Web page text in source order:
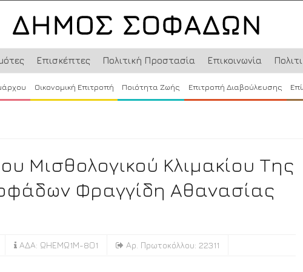
Επισκέπτες Πολιτική Προστασία Επικοινωνία
Οικονομική Επιτροπή Ποιότητα Ζωής Επιτροπή Διαβούλευσης
Μισθολογικού Κλιμακίου Της
Φραγγίδη Αθανασίας
ΑΔΑ: ΩΗΕΜΩ1Μ-8Ο1 Αρ. Πρωτοκόλλου: 22311